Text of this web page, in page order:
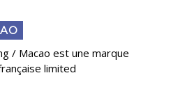
/ Macao est une marque
limited